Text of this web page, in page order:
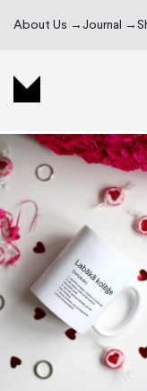
About Us → Journal →